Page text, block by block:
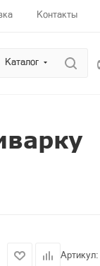
Контакты
Каталог
Артикул: